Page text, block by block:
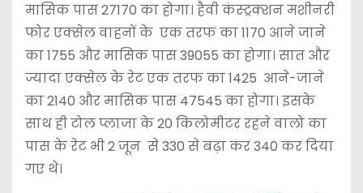
मासिक पास 27170 का होगा। हैवी कंस्ट्रक्शन मशीनरी
फोर एक्सेल वाहनों के एक तरफ का 1170 आने जाने
का 1755 और मासिक पास 39055 का होगा। सात और
ज्यादा एक्सेल के रेट एक तरफ का 1425 आने-जाने
का 2140 और मासिक पास 47545 का होगा। इसके
साथ ही टोल प्लाजा के 20 किलोमीटर रहने वालो का
पास के रेट भी 2 जून से 330 से बढ़ा कर 340 कर दिया
गए थे।